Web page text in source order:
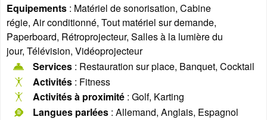
Equipements : Matériel de sonorisation, Cabine
régie, Air conditionné, Tout matériel sur demande,
Paperboard, Rétroprojecteur, Salles à la lumière du
jour, Télévision, Vidéoprojecteur
Services : Restauration sur place, Banquet, Cocktail
Activités : Fitness
Activités à proximité : Golf, Karting
Langues parlées : Allemand, Anglais, Espagnol